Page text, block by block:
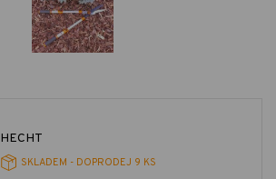
HECHT
SKLADEM - DOPRODEJ 9 KS